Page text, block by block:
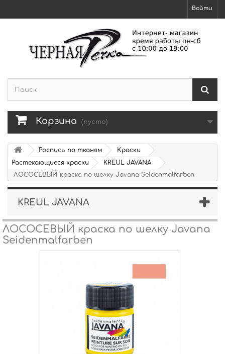
Войти
Корзина (пусто)
Роспись по тканям
Краски
Растекающиеся краски
KREUL JAVANA
ЛОСОСЕВЫЙ краска по шелку Javana Seidenmalfarben
KREUL JAVANA
ЛОСОСЕВЫЙ краска по шелку Javana
Seidenmalfarben